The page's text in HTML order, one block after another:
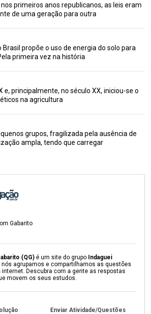
primeiros anos republicanos, as leis eram
de uma geração para outra
Brasil propõe o uso de energia do solo para
primeira vez na história
e, principalmente, no século XX, iniciou-se o
na agricultura
grupos, fragilizada pela ausência de
ampla, tendo que carregar
Gabarito
(QG) é um site do grupo Indaguei
nós agrupamos e compartilhamos as questões
Descubra com a gente as respostas
movem os seus estudos.
Enviar Atividade/Questões